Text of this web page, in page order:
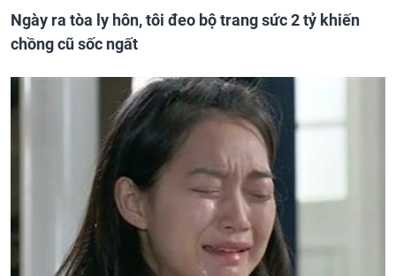
Ngày ra tòa ly hôn, tôi đeo bộ trang sức 2 tỷ khiến
chồng cũ sốc ngất